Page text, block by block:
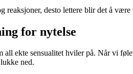
reaksjoner, desto lettere blir det å
for nytelse
ekte sensualitet hviler på. Når vi
ned.